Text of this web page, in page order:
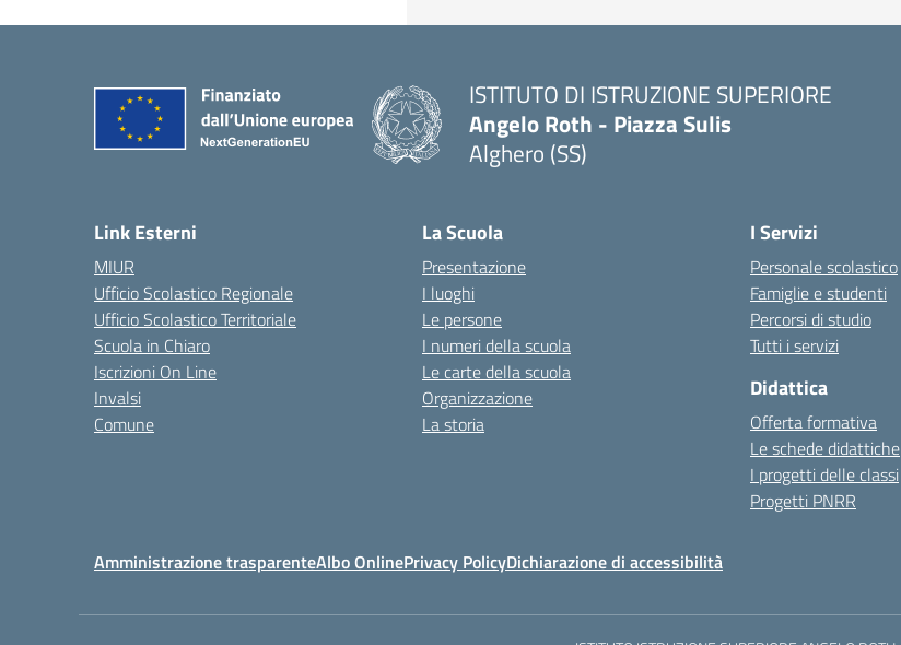
ISTITUTO DI ISTRUZIONE SUPERIORE
Angelo Roth - Piazza Sulis
Alghero (SS)
Link Esterni
MIUR
Ufficio Scolastico Regionale
Ufficio Scolastico Territoriale
Scuola in Chiaro
Iscrizioni On Line
Invalsi
Comune
La Scuola
Presentazione
I luoghi
Le persone
I numeri della scuola
Le carte della scuola
Organizzazione
La storia
I Servizi
Personale scolastico
Famiglie e studenti
Percorsi di studio
Tutti i servizi
Didattica
Offerta formativa
Le schede didattiche
I progetti delle classi
Progetti PNRR
Amministrazione trasparenteAlbo OnlinePrivacy PolicyDichiarazione di accessibilità